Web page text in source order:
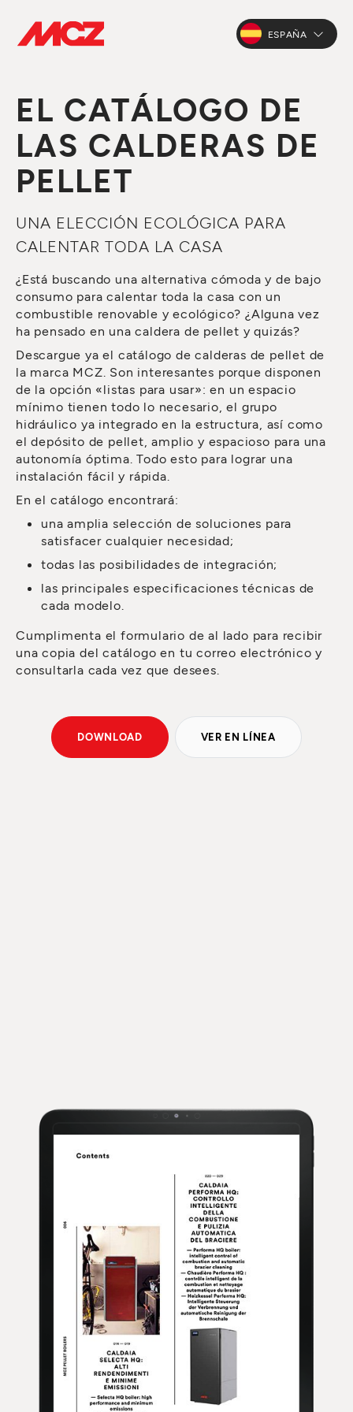
ESPAÑA
EL CATÁLOGO DE
LAS CALDERAS DE
PELLET
UNA ELECCIÓN ECOLÓGICA PARA
CALENTAR TODA LA CASA
¿Está buscando una alternativa cómoda y de bajo
consumo para calentar toda la casa con un
combustible renovable y ecológico? ¿Alguna vez
ha pensado en una caldera de pellet y quizás?
Descargue ya el catálogo de calderas de pellet de
la marca MCZ. Son interesantes porque disponen
de la opción «listas para usar»: en un espacio
mínimo tienen todo lo necesario, el grupo
hidráulico ya integrado en la estructura, así como
el depósito de pellet, amplio y espacioso para una
autonomía óptima. Todo esto para lograr una
instalación fácil y rápida.
En el catálogo encontrará:
una amplia selección de soluciones para
satisfacer cualquier necesidad;
todas las posibilidades de integración;
las principales especificaciones técnicas de
cada modelo.
Cumplimenta el formulario de al lado para recibir
una copia del catálogo en tu correo electrónico y
consultarla cada vez que desees.
DOWNLOAD VER EN LÍNEA